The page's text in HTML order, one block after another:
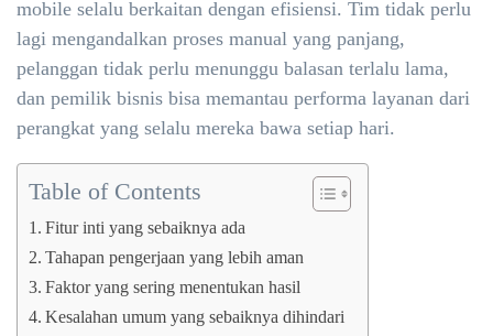
mobile selalu berkaitan dengan efisiensi. Tim tidak perlu
lagi mengandalkan proses manual yang panjang,
pelanggan tidak perlu menunggu balasan terlalu lama,
dan pemilik bisnis bisa memantau performa layanan dari
perangkat yang selalu mereka bawa setiap hari.
Table of Contents
Fitur inti yang sebaiknya ada
Tahapan pengerjaan yang lebih aman
Faktor yang sering menentukan hasil
Kesalahan umum yang sebaiknya dihindari